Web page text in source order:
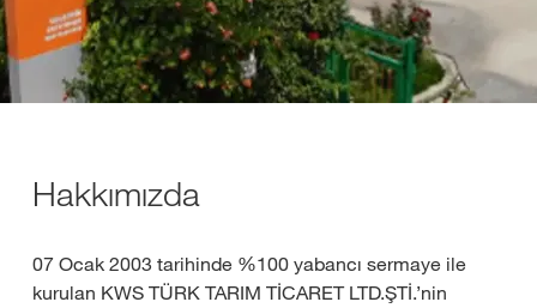
Hakkımızda
07 Ocak 2003 tarihinde %100 yabancı sermaye ile
kurulan KWS TÜRK TARIM TİCARET LTD.ŞTİ.’nin